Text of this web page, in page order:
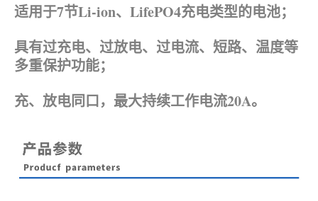
适用于7节Li-ion、 LifePO4充电类型的电池；
具有过充电、过放电、过电流、短路、温度等
多重保护功能；
充、放电同口，最大持续工作电流20A。